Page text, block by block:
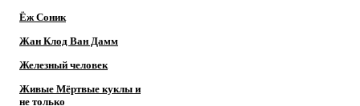
Ёж Соник
Жан Клод Ван Дамм
Железный человек
Живые Мёртвые куклы и
не только